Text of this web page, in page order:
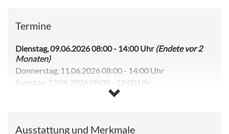
finden Sie dagegen einen reinen „grünen“ Markt vor, auf
dem lediglich Naturerzeugnisse feilgeboten werden.
Vom 25.08.2026 bis 01.09.2026 findet der
Wochenmarkt als Frischemarkt in der Jüdenstraße
statt.
Termine
Dienstag, 09.06.2026 08:00- 14:00 Uhr(Endete vor 2
Monaten)
Donnerstag, 11.06.2026 08:00 - 14:00 Uhr
Samstag, 13.06.2026 08:00 - 12:00 Uhr
Dienstag, 11.08.2026 08:00-14:00 Uhr
Dienstag, 18.08.2026 08:00-14:00 Uhr
Ausstattung und Merkmale